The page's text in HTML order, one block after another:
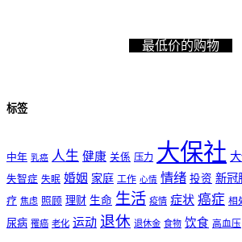
最低价的购物
标签
中年 乳癌 人生 健康 关係 压力 大保社
失智症 失眠 婚姻 家庭 工作 心情 情绪 投资 新冠
疗 焦虑 照顾 理财 生命 生活 疫情 症状 癌症 相
尿病 罹癌 老化 运动 退休 退休金 食物 饮食 高血压